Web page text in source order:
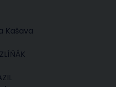
Kašava